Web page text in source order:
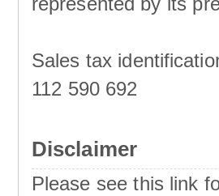
Sales tax
112 590 692
Disclaimer
Please see this link